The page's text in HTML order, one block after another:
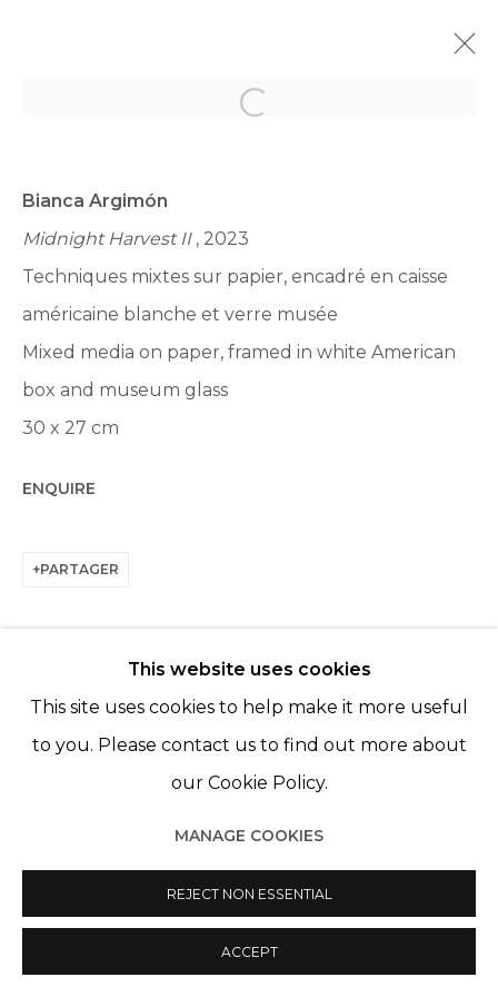
LE CITRON EST LA FLEUR LA PLUS
SINCÈRE.
UN COMMISSARIAT D’YVANNOÉ KRUGER
2 DÉCEMBRE 2023 - 13 JANVIER 2024
21 RUE CHAPON 75003 PARIS
ACTUALITÉS
Manage cookies
This website uses cookies
This site uses cookies to help make it more useful
to you. Please contact us to find out more about
our Cookie Policy.
MANAGE COOKIES
REJECT NON ESSENTIAL
ACCEPT
Open a larger version of
Bianca Argimón
Midnight Harvest II , 2023
Techniques mixtes sur papier, encadré en caisse
américaine blanche et verre musée
Mixed media on paper, framed in white American
box and museum glass
30 x 27 cm
ENQUIRE
PARTAGER
ARTISTES DE L'EXPOSITION
MAYA INÈS TOUAM